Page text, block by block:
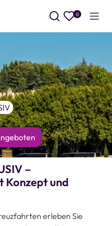
0
–
Konzept und
erleben Sie